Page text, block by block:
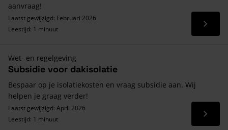
aanvraag!
Laatst gewijzigd: Februari 2026
Leestijd: 1 minuut
Lees
Wet- en regelgeving
Subsidie voor dakisolatie
Bespaar op je isolatiekosten en vraag subsidie aan. Wij
helpen je graag verder!
Laatst gewijzigd: April 2026
Leestijd: 1 minuut
Lees